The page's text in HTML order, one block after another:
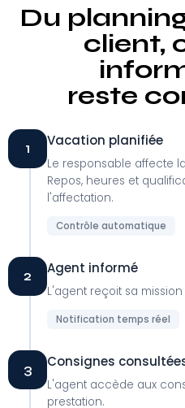
Du
client,
reste
1 Vacation planifiée
Le responsable affecte
Repos, heures et
l'affectation.
Contrôle automatique
2 Agent informé
L'agent reçoit sa
Notification temps réel
3 Consignes
L'agent accède aux
prestation.